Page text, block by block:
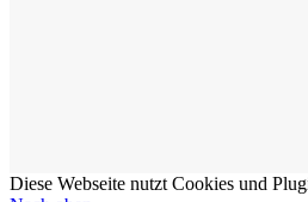
Diese Webseite nutzt Cookies und